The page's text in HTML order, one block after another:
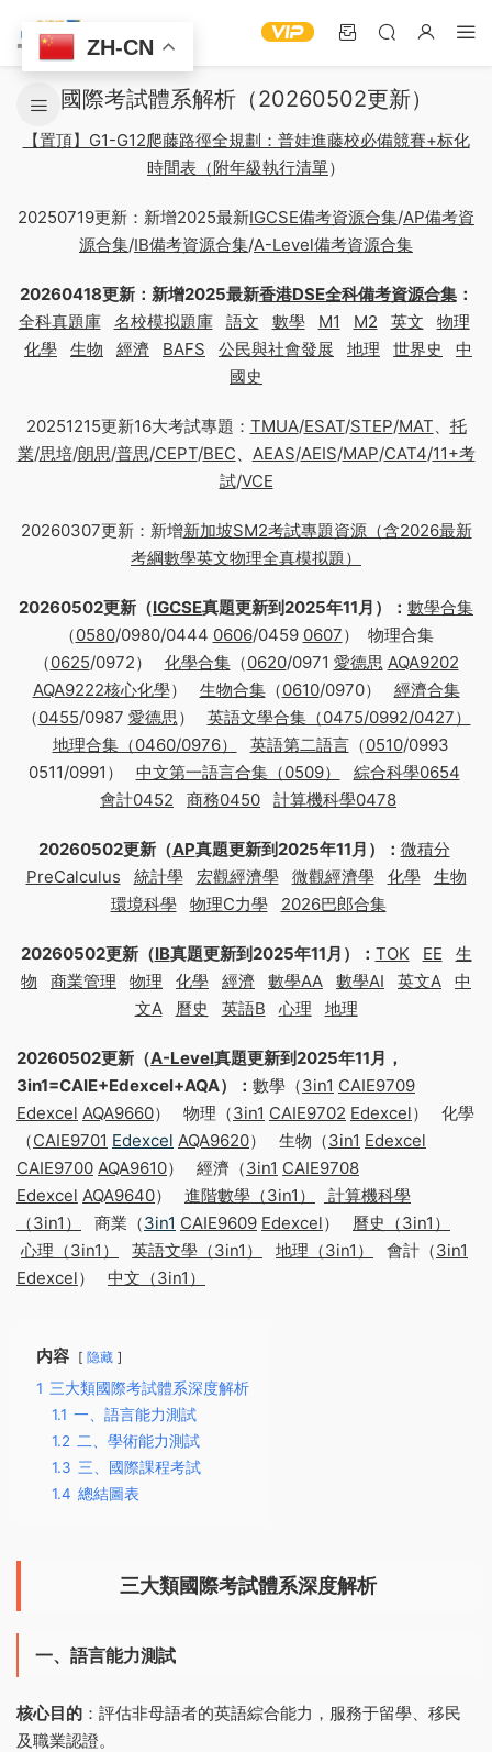
國際考試體系解析（20260502更新）
【置頂】G1-G12爬藤路徑全規劃：普娃進藤校必備競賽+标化
時間表（附年級執行清單）
20250719更新：新增2025最新IGCSE備考資源合集/AP備考資
源合集/IB備考資源合集/A-Level備考資源合集
20260418更新：新增2025最新香港DSE全科備考資源合集：
全科真題庫
名校模拟題庫 語文 數學 M1 M2 英文
物理
化學
生物 經濟 BAFS 公民與社會發展 地理 世界史
中
國史
20251215更新16大考試專題： TMUA/ESAT/STEP/MAT、 托
業/思培/朗思/普思/CEPT/BEC、 AEAS/AEIS/MAP/CAT4/11+考
試/VCE
20260307更新：新增新加坡SM2考試專題資源（含2026最新
考綱數學英文物理全真模拟題）
20260502更新（IGCSE真題更新到2025年11月）： 數學合集
（0580/0980/0444 0606/0459 0607） 物理合集
（0625/0972） 化學合集（0620/0971 愛德思 AQA9202
AQA9222核心化學） 生物合集（0610/0970） 經濟合集
（0455/0987 愛德思） 英語文學合集（0475/0992/0427）
地理合集（0460/0976）
英語第二語言（0510/0993
0511/0991） 中文第一語言合集（0509）
綜合科學0654
會計0452
商務0450 計算機科學0478
20260502更新（AP真題更新到2025年11月）： 微積分
PreCalculus
統計學 宏觀經濟學 微觀經濟學 化學
生物
環境科學
物理C力學 2026巴郎合集
20260502更新（IB真題更新到2025年11月）： TOK EE
生
物
商業管理 物理 化學 經濟 數學AA 數學AI 英文A
中
文A
曆史 英語B 心理 地理
20260502更新（A-Level真題更新到2025年11月，
3in1=CAIE+Edexcel+AQA）： 數學（3in1 CAIE9709
Edexcel AQA9660） 物理（3in1 CAIE9702 Edexcel） 化學
（CAIE9701 Edexcel AQA9620） 生物（3in1 Edexcel
CAIE9700 AQA9610） 經濟（3in1 CAIE9708
Edexcel AQA9640） 進階數學（3in1）
計算機科學
（3in1）
商業（3in1 CAIE9609 Edexcel） 曆史（3in1）
心理（3in1）
英語文學（3in1） 地理（3in1） 會計（3in1
Edexcel） 中文（3in1）
内容 隐藏
1 三大類國際考試體系深度解析‌
1.1 ‌一、語言能力測試‌
1.2 ‌二、學術能力測試‌
1.3 ‌三、國際課程考試‌
1.4 ‌總結圖表‌
三大類國際考試體系深度解析
一、語言能力測試
核心目的 ‌：評估非母語者的英語綜合能力，服務于留學、移民
及職業認證。
ZH-CN